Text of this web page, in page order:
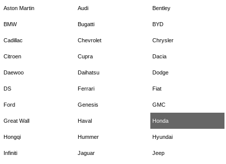
Aston Martin Audi Bentley
BMW Bugatti BYD
Cadillac Chevrolet Chrysler
Citroen Cupra Dacia
Daewoo Daihatsu Dodge
DS Ferrari Fiat
Ford Genesis GMC
Great Wall Haval Honda
Hongqi Hummer Hyundai
Infiniti Jaguar Jeep